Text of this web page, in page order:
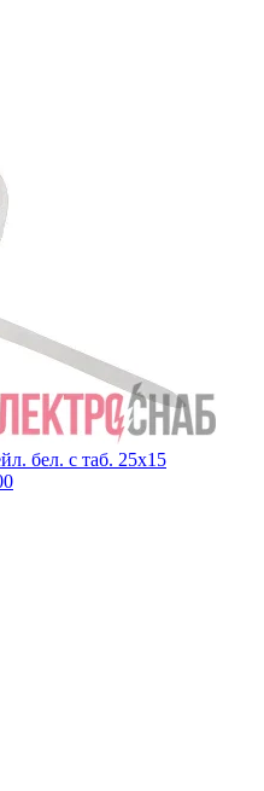
бел. с таб. 25х15